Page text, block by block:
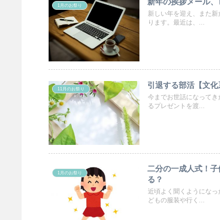
1月のお祭り
新しい年を迎え、また
ります。最近は、...
11月のお祭り 引退する部活【文
今までお世話になって
るプレゼントを渡...
1月のお祭り
二分の一成人式！
る？
近頃よく聞くようにな
どもの服装や行く...